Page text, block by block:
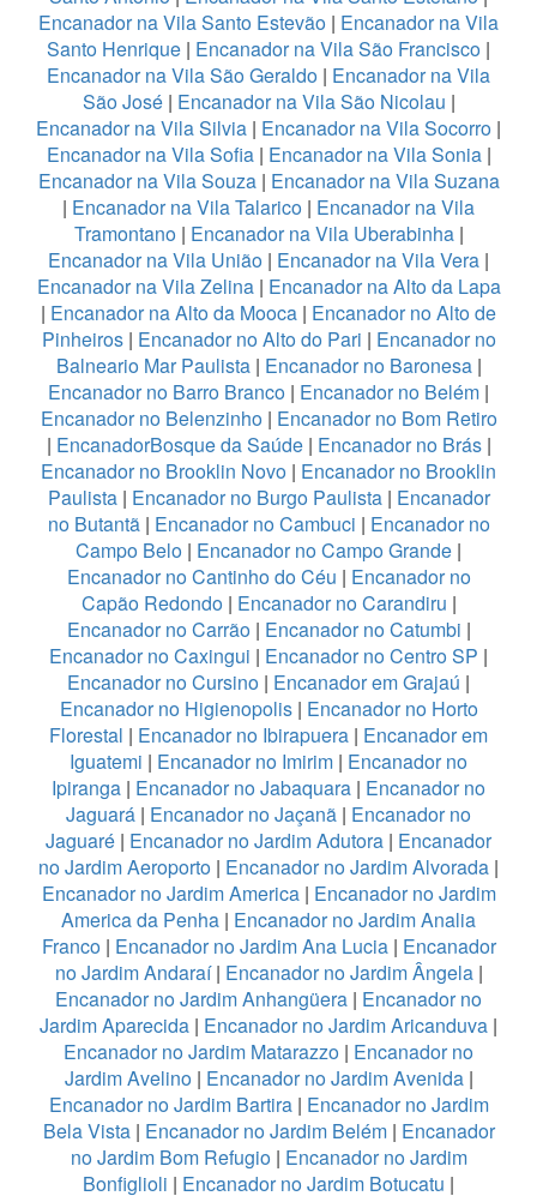
Encanador na Vila Santo Estevão | Encanador na Vila
Santo Henrique | Encanador na Vila São Francisco |
Encanador na Vila São Geraldo | Encanador na Vila
São José| Encanador na Vila São Nicolau |
Encanador na Vila Silvia | Encanador na Vila Socorro |
Encanador na Vila Sofia| Encanador na Vila Sonia|
Encanador na Vila Souza| Encanador na Vila Suzana
| Encanador na Vila Talarico | Encanador na Vila
Tramontano| Encanador na Vila Uberabinha|
Encanador na Vila União | Encanador na Vila Vera |
Encanador na Vila Zelina| Encanador na Alto da Lapa
| Encanador na Alto da Mooca | Encanador no Alto de
Pinheiros| Encanador no Alto do Pari | Encanador no
Balneario Mar Paulista| Encanador no Baronesa|
Encanador no Barro Branco | Encanador no Belém |
Encanador no Belenzinho| Encanador no Bom Retiro
| EncanadorBosque da Saúde| Encanador no Brás|
Encanador no Brooklin Novo | Encanador no Brooklin
Paulista| Encanador no Burgo Paulista| Encanador
no Butantã| Encanador no Cambuci | Encanador no
Campo Belo | Encanador no Campo Grande |
Encanador no Cantinho do Céu | Encanador no
Capão Redondo| Encanador no Carandiru |
Encanador no Carrão| Encanador no Catumbi |
Encanador no Caxingui | Encanador no Centro SP |
Encanador no Cursino | Encanador em Grajaú |
Encanador no Higienopolis| Encanador no Horto
Florestal | Encanador no Ibirapuera | Encanador em
Iguatemi | Encanador no Imirim | Encanador no
Ipiranga | Encanador no Jabaquara | Encanador no
Jaguará | Encanador no Jaçanã | Encanador no
Jaguaré | Encanador no Jardim Adutora | Encanador
no Jardim Aeroporto | Encanador no Jardim Alvorada |
Encanador no Jardim America| Encanador no Jardim
America da Penha | Encanador no Jardim Analia
Franco| Encanador no Jardim Ana Lucia| Encanador
no Jardim Andaraí| Encanador no Jardim Ângela|
Encanador no Jardim Anhangüera | Encanador no
Jardim Aparecida | Encanador no Jardim Aricanduva |
Encanador no Jardim Matarazzo | Encanador no
Jardim Avelino| Encanador no Jardim Avenida|
Encanador no Jardim Bartira| Encanador no Jardim
Bela Vista| Encanador no Jardim Belém| Encanador
no Jardim Bom Refugio| Encanador no Jardim
Bonfiglioli | Encanador no Jardim Botucatu |